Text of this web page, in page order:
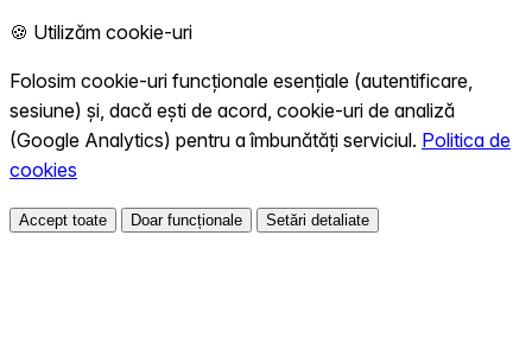
🍪 Utilizăm cookie-uri
Folosim cookie-uri funcționale esențiale (autentificare,
sesiune) și, dacă ești de acord, cookie-uri de analiză
(Google Analytics) pentru a îmbunătăți serviciul. Politica de
cookies
Accept toate Doar funcționale Setări detaliate